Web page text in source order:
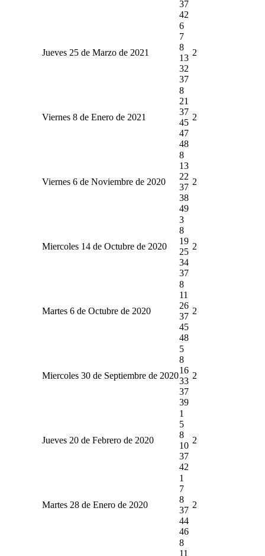
37
42
Jueves 25 de Marzo de 2021
6
7
8
13
32
37
2
Viernes 8 de Enero de 2021
8
21
37
45
47
48
2
Viernes 6 de Noviembre de 2020
8
13
22
37
38
49
2
Miercoles 14 de Octubre de 2020
3
8
19
25
34
37
2
Martes 6 de Octubre de 2020
8
11
26
37
45
48
2
Miercoles 30 de Septiembre de 2020
5
8
16
33
37
39
2
Jueves 20 de Febrero de 2020
1
5
8
10
37
42
2
Martes 28 de Enero de 2020
1
7
8
37
44
46
2
8
11